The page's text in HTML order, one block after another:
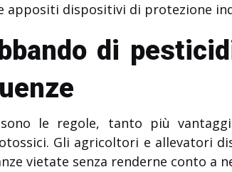
appositi dispositivi di protezione
di
le regole, tanto più
Gli agricoltori e allevatori
vietate senza renderne conto a